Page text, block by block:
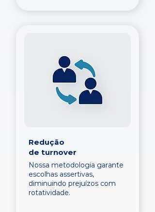
Redução
de turnover
Nossa metodologia garante
escolhas assertivas,
diminuindo prejuízos com
rotatividade.